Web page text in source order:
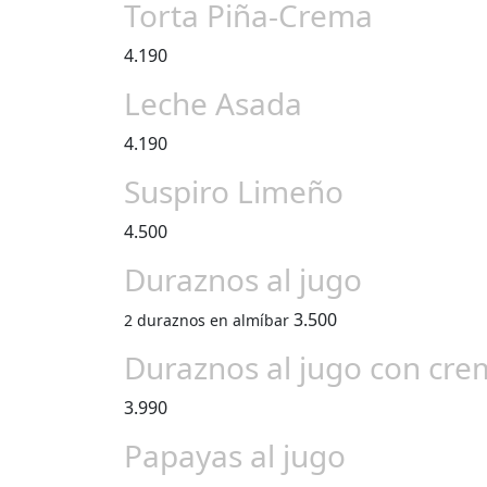
Torta Piña-Crema
4.190
Leche Asada
4.190
Suspiro Limeño
4.500
Duraznos al jugo
2 duraznos en almíbar 3.500
Duraznos al jugo con
3.990
Papayas al jugo